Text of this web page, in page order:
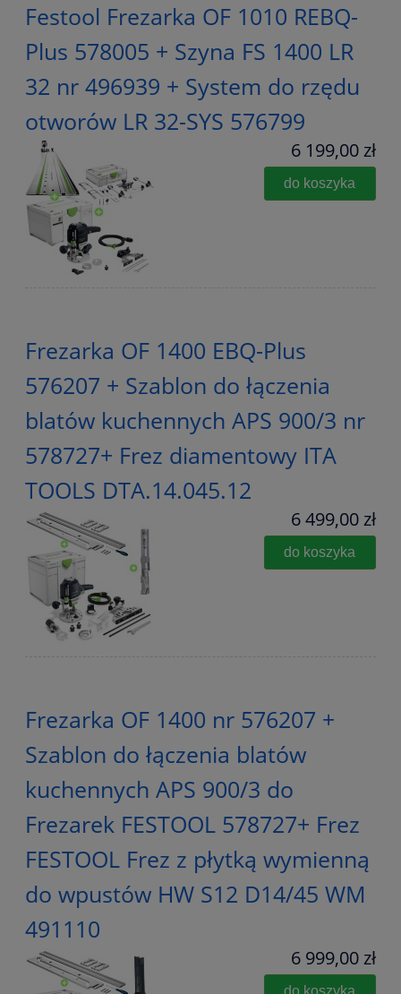
Festool Frezarka OF 1010 REBQ-
Plus 578005 + Szyna FS 1400 LR
32 nr 496939 + System do rzędu
otworów LR 32-SYS 576799
6 199,00 zł
do koszyka
Frezarka OF 1400 EBQ-Plus
576207 + Szablon do łączenia
blatów kuchennych APS 900/3 nr
578727+ Frez diamentowy ITA
TOOLS DTA.14.045.12
6 499,00 zł
do koszyka
Frezarka OF 1400 nr 576207 +
Szablon do łączenia blatów
kuchennych APS 900/3 do
Frezarek FESTOOL 578727+ Frez
FESTOOL Frez z płytką wymienną
do wpustów HW S12 D14/45 WM
491110
6 999,00 zł
do koszyka